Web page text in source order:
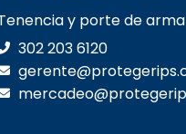
y porte de arma
302 203 6120